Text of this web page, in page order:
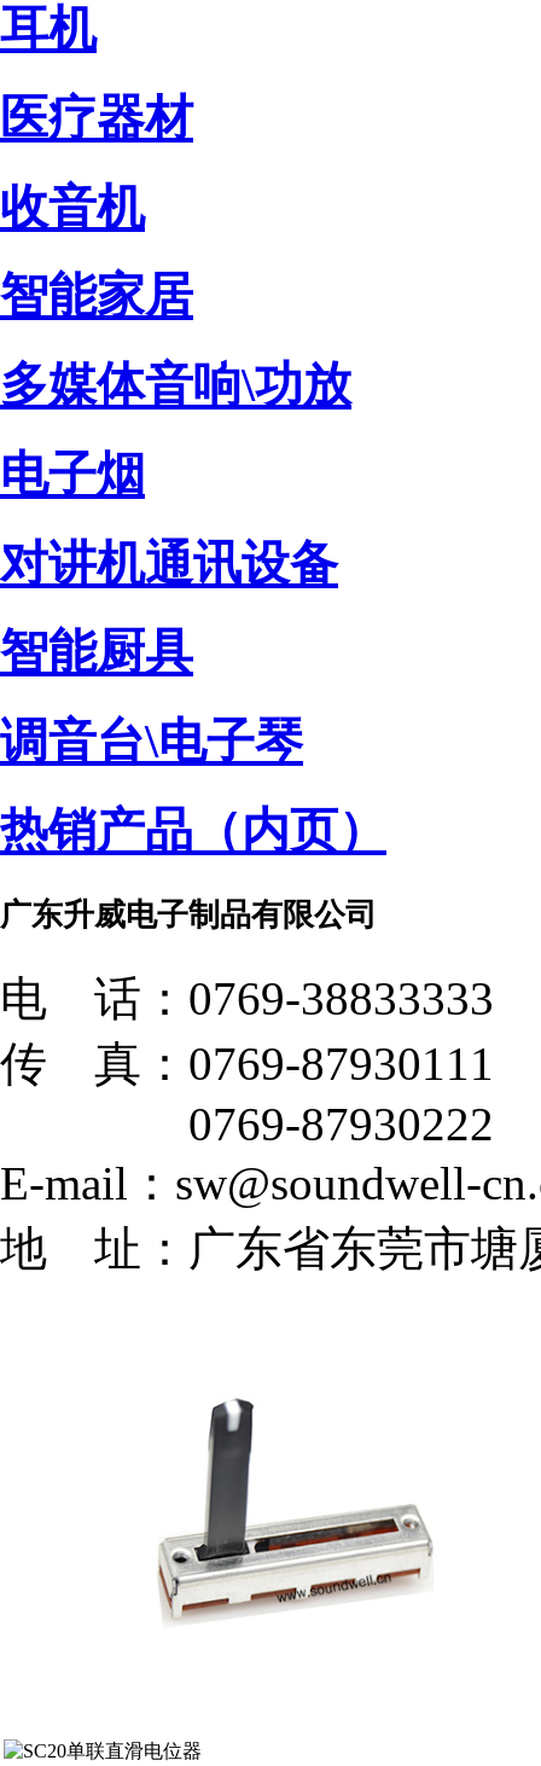
耳机
医疗器材
收音机
智能家居
多媒体音响\功放
电子烟
对讲机通讯设备
智能厨具
调音台\电子琴
热销产品（内页）
广东升威电子制品有限公司
电 话：0769-38833333
传 真：0769-87930111
0769-87930222
E-mail：sw@soundwell-
地 址：广东省东莞市塘